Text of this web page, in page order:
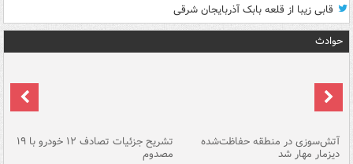
قابی زیبا از قلعه بابک آذربایجان شرقی
حوادث
آتش‌سوزی در منطقه حفاظت‌شده
دیزمار مهار شد
تشریح جزئیات تصادف ۱۲ خودرو با ۱۹
مصدوم